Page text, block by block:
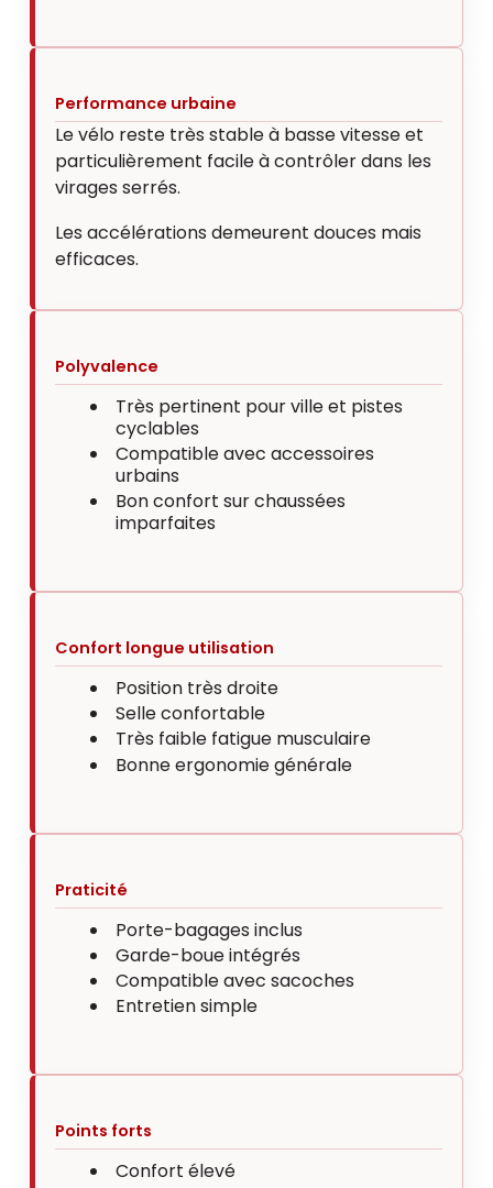
Performance urbaine
Le vélo reste très stable à basse vitesse et
particulièrement facile à contrôler dans les
virages serrés.
Les accélérations demeurent douces mais
efficaces.
Polyvalence
Très pertinent pour ville et pistes
cyclables
Compatible avec accessoires
urbains
Bon confort sur chaussées
imparfaites
Confort longue utilisation
Position très droite
Selle confortable
Très faible fatigue musculaire
Bonne ergonomie générale
Praticité
Porte-bagages inclus
Garde-boue intégrés
Compatible avec sacoches
Entretien simple
Points forts
Confort élevé